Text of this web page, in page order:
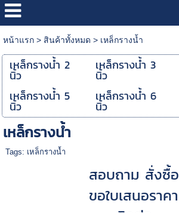
หน้าแรก> สินค้าทั้งหมด > เหล็กรางน้ำ
เหล็กรางน้ำ 2
นิ้ว
เหล็กรางน้ำ 3
นิ้ว
เหล็กรางน้ำ 5
นิ้ว
เหล็กรางน้ำ 6
นิ้ว
เหล็กรางน้ำ
Tags: เหล็กรางน้ำ
สอบถาม สั่งซื้อ
ขอใบเสนอราคา